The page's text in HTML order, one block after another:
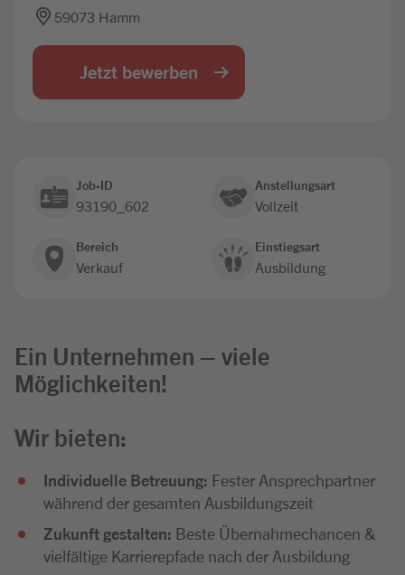
59073 Hamm
Jetzt bewerben
Job-ID
93190_602
Anstellungsart
Vollzeit
Bereich
Verkauf
Einstiegsart
Ausbildung
Ein Unternehmen – viele
Möglichkeiten!
Wir bieten:
Individuelle Betreuung: Fester Ansprechpartner
während der gesamten Ausbildungszeit
Zukunft gestalten: Beste Übernahmechancen &
vielfältige Karrierepfade nach der Ausbildung